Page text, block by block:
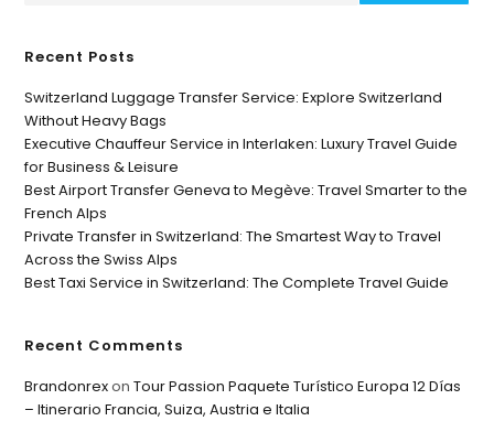
Recent Posts
Switzerland Luggage Transfer Service: Explore Switzerland
Without Heavy Bags
Executive Chauffeur Service in Interlaken: Luxury Travel Guide
for Business & Leisure
Best Airport Transfer Geneva to Megève: Travel Smarter to the
French Alps
Private Transfer in Switzerland: The Smartest Way to Travel
Across the Swiss Alps
Best Taxi Service in Switzerland: The Complete Travel Guide
Recent Comments
BrandonrexonTour Passion Paquete Turístico Europa 12 Días
– Itinerario Francia, Suiza, Austria e Italia